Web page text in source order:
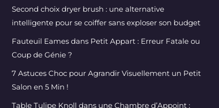
Second choix dryer brush : une alternative
intelligente pour se coiffer sans exploser son budget
Fauteuil Eames dans Petit Appart : Erreur Fatale ou
Coup de Génie ?
7 Astuces Choc pour Agrandir Visuellement un Petit
Salon en 5 Min !
Table Tulipe Knoll dans une Chambre d’Appoint :